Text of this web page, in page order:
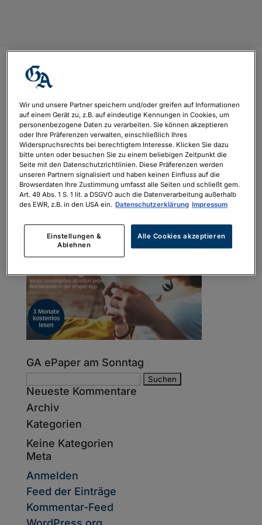
GA ePaper am Sonntag
vonphilipp.neubauer|Mai 5, 2022
GA ePaper am Sonntag
nach:
Neueste Kommentare
Archiv
Kategorien
Keine Kategorien
Meta
Anmelden
Feed der Einträge
Kommentar-Feed
Wir und unsere Partner speichern und/oder greifen auf Informationen
auf einem Gerät zu, z.B. auf eindeutige Kennungen in Cookies, um
personenbezogene Daten zu verarbeiten. Sie können akzeptieren
oder Ihre Präferenzen verwalten, einschließlich Ihres
Widerspruchsrechts bei berechtigtem Interesse. Klicken Sie dazu
bitte unten oder besuchen Sie zu einem beliebigen Zeitpunkt die
Seite mit den Datenschutzrichtlinien. Diese Präferenzen werden
unseren Partnern signalisiert und haben keinen Einfluss auf die
Browserdaten Ihre Zustimmung umfasst alle Seiten und schließt gem.
Art. 49 Abs. 1 S. 1 lit. a DSGVO auch die Datenverarbeitung außerhalb
des EWR, z.B. in den USA ein. Datenschutzerklärung Impressum
Einstellungen &
Ablehnen
Alle Cookies akzeptieren